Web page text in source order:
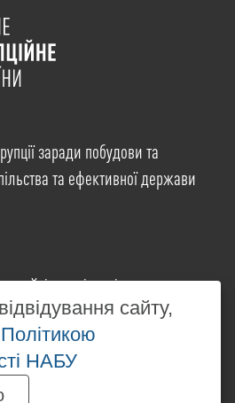
заради побудови та
та ефективної держави
сайті розміщені на умовах
Attribution-NonCommercial-
. Використання будь-
на сайті, дозволяється
www.nabu.gov.ua
або часткового
сайту,
Політикою
НАБУ